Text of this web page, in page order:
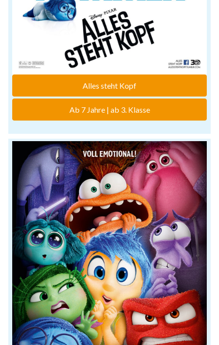
Alles steht Kopf
Ab 7 Jahre | ab 3. Klasse